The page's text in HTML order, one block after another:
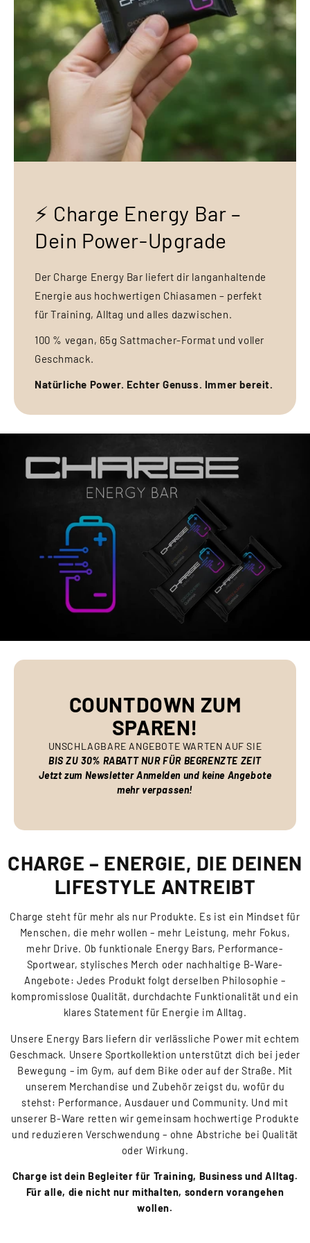
⚡ Charge Energy Bar –
Dein Power-Upgrade
Der Charge Energy Bar liefert dir langanhaltende
Energie aus hochwertigen Chiasamen – perfekt
für Training, Alltag und alles dazwischen.
100 % vegan, 65g Sattmacher-Format und voller
Geschmack.
Natürliche Power. Echter Genuss. Immer bereit.
COUNTDOWN ZUM
SPAREN!
UNSCHLAGBARE ANGEBOTE WARTEN AUF SIE
BIS ZU 30% RABATT NUR FÜR BEGRENZTE ZEIT
Jetzt zum Newsletter Anmelden und keine Angebote
mehr verpassen!
CHARGE – ENERGIE, DIE DEINEN
LIFESTYLE ANTREIBT
Charge steht für mehr als nur Produkte. Es ist ein Mindset für
Menschen, die mehr wollen – mehr Leistung, mehr Fokus,
mehr Drive. Ob funktionale Energy Bars, Performance-
Sportwear, stylisches Merch oder nachhaltige B-Ware-
Angebote: Jedes Produkt folgt derselben Philosophie –
kompromisslose Qualität, durchdachte Funktionalität und ein
klares Statement für Energie im Alltag.
Unsere Energy Bars liefern dir verlässliche Power mit echtem
Geschmack. Unsere Sportkollektion unterstützt dich bei jeder
Bewegung – im Gym, auf dem Bike oder auf der Straße. Mit
unserem Merchandise und Zubehör zeigst du, wofür du
stehst: Performance, Ausdauer und Community. Und mit
unserer B-Ware retten wir gemeinsam hochwertige Produkte
und reduzieren Verschwendung – ohne Abstriche bei Qualität
oder Wirkung.
Charge ist dein Begleiter für Training, Business und Alltag.
Für alle, die nicht nur mithalten, sondern vorangehen
wollen.